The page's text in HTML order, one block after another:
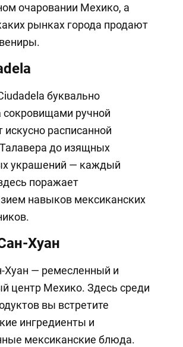
очаровании Мехико, а
рынках города продают
буквально
сокровищами ручной
искусно расписанной
до изящных
украшений — каждый
поражает
навыков мексиканских
Хуан
Хуан — ремесленный и
центр Мехико. Здесь среди
вы встретите
ингредиенты и
мексиканские блюда.